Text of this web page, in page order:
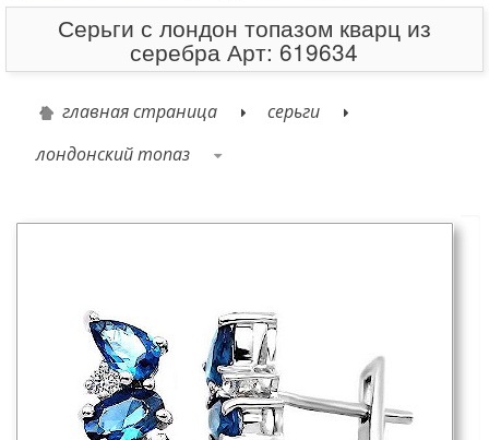
Серьги с лондон топазом кварц из
серебра Арт: 619634
главная страница
серьги
лондонский топаз